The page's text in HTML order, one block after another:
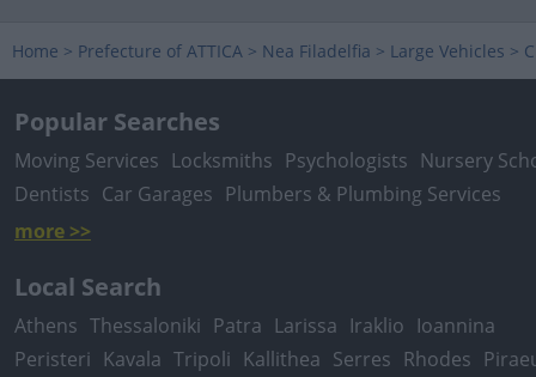
Home > Prefecture of ATTICA > Nea Filadelfia > Large Vehicles >
Popular Searches
Moving Services Locksmiths Psychologists Nursery
Dentists Car Garages Plumbers & Plumbing Services
more >>
Local Search
Athens Thessaloniki Patra Larissa Iraklio Ioannina
Peristeri Kavala Tripoli Kallithea Serres Rhodes